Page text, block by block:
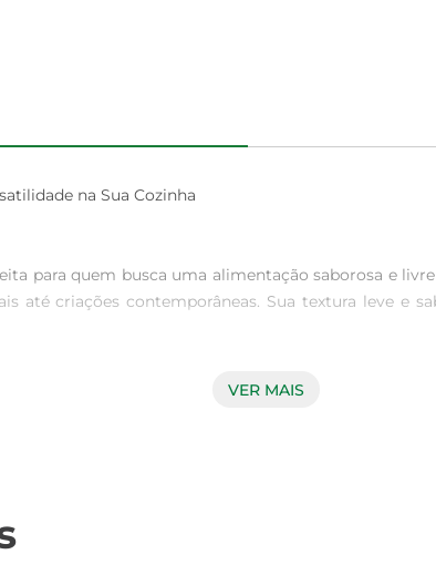
na Sua Cozinha
para quem busca uma alimentação saborosa e
até criações contemporâneas. Sua textura leve e
em diversas preparações. Experimente em
VER MAIS